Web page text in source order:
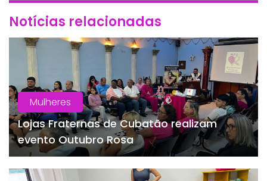
Notícias relacionadas
Mulheres
Lojas Fraternas de Cubatão realizam
evento Outubro Rosa